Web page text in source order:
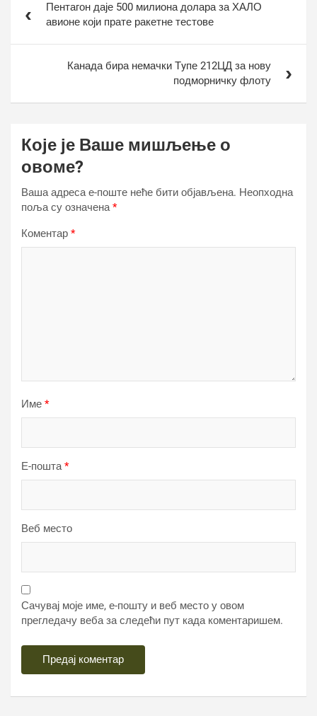
чланкаПентагон даје 500 милиона долара за ХАЛО
авионе који прате ракетне тестове
Канада бира немачки Тyпе 212ЦД за нову
подморничку флоту
Које је Ваше мишљење о
овоме?
Ваша адреса е-поште неће бити објављена. Неопходна
поља су означена*
Коментар *
Име *
Е-пошта*
Веб место
Сачувај моје име, е-пошту и веб место у овом
прегледачу веба за следећи пут када коментаришем.